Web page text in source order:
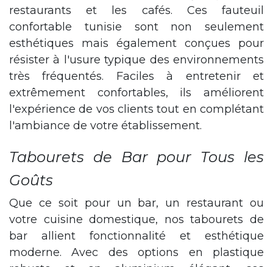
restaurants et les cafés. Ces fauteuil
confortable tunisie sont non seulement
esthétiques mais également conçues pour
résister à l'usure typique des environnements
très fréquentés. Faciles à entretenir et
extrêmement confortables, ils améliorent
l'expérience de vos clients tout en complétant
l'ambiance de votre établissement.
Tabourets de Bar pour Tous les
Goûts
Que ce soit pour un bar, un restaurant ou
votre cuisine domestique, nos tabourets de
bar allient fonctionnalité et esthétique
moderne. Avec des options en plastique